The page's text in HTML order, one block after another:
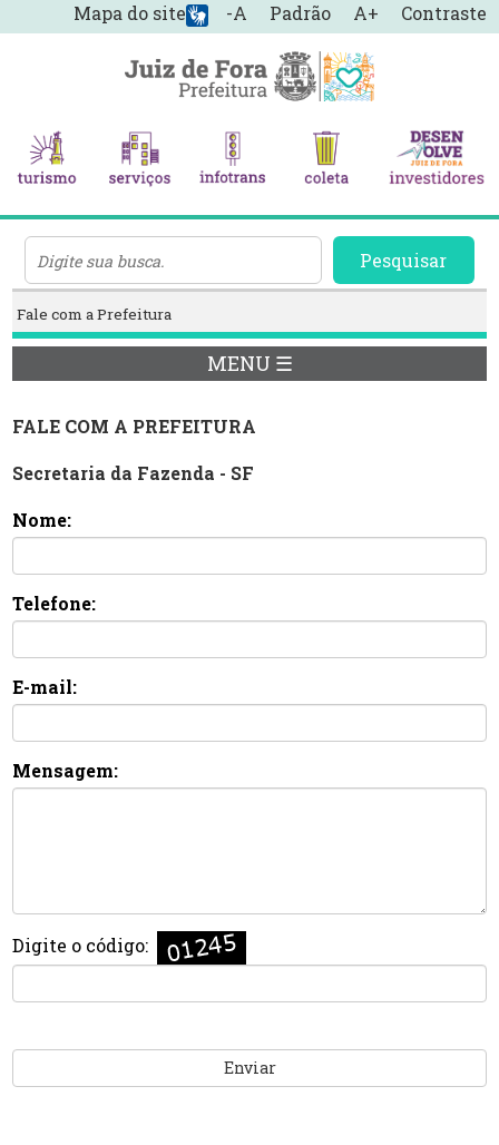
-A Padrão A+ Contraste
Mapa do site
Pesquisar
Fale com a Prefeitura
MENU ☰
FALE COM A PREFEITURA
Secretaria da Fazenda - SF
Nome:
Telefone:
E-mail:
Mensagem:
Digite o código:
Enviar